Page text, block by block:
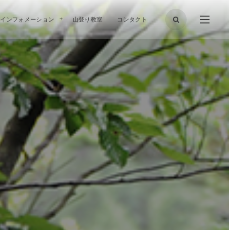
インフォメーション 山登り教室 コンタクト